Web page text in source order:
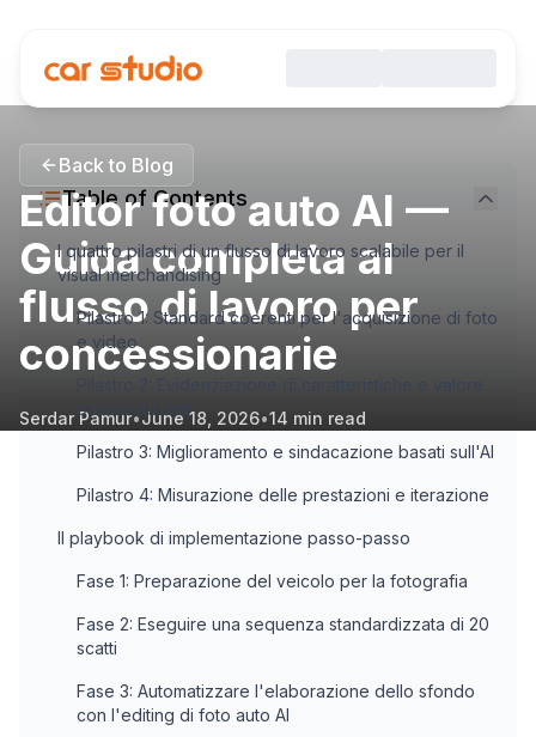
Back to Blog
Editor foto auto AI —
Guida completa al
flusso di lavoro per
concessionarie
Serdar Pamur•June 18, 2026•14 min read
Table of Contents
I quattro pilastri di un flusso di lavoro scalabile per il
visual merchandising
Pilastro 1: Standard coerenti per l'acquisizione di foto
e video
basata sui dati
Pilastro 3: Miglioramento e sindacazione basati sull'AI
Pilastro 4: Misurazione delle prestazioni e iterazione
Il playbook di implementazione passo-passo
Fase 1: Preparazione del veicolo per la fotografia
Fase 2: Eseguire una sequenza standardizzata di 20
scatti
Fase 3: Automatizzare l'elaborazione dello sfondo
con l'editing di foto auto AI